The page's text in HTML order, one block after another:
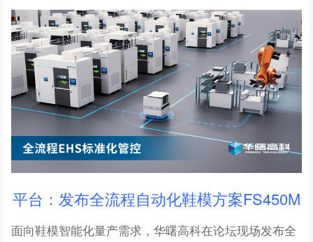
平台：发布全流程自动化鞋模方案FS450M
面向鞋模智能化量产需求，华曙高科在论坛现场发布全